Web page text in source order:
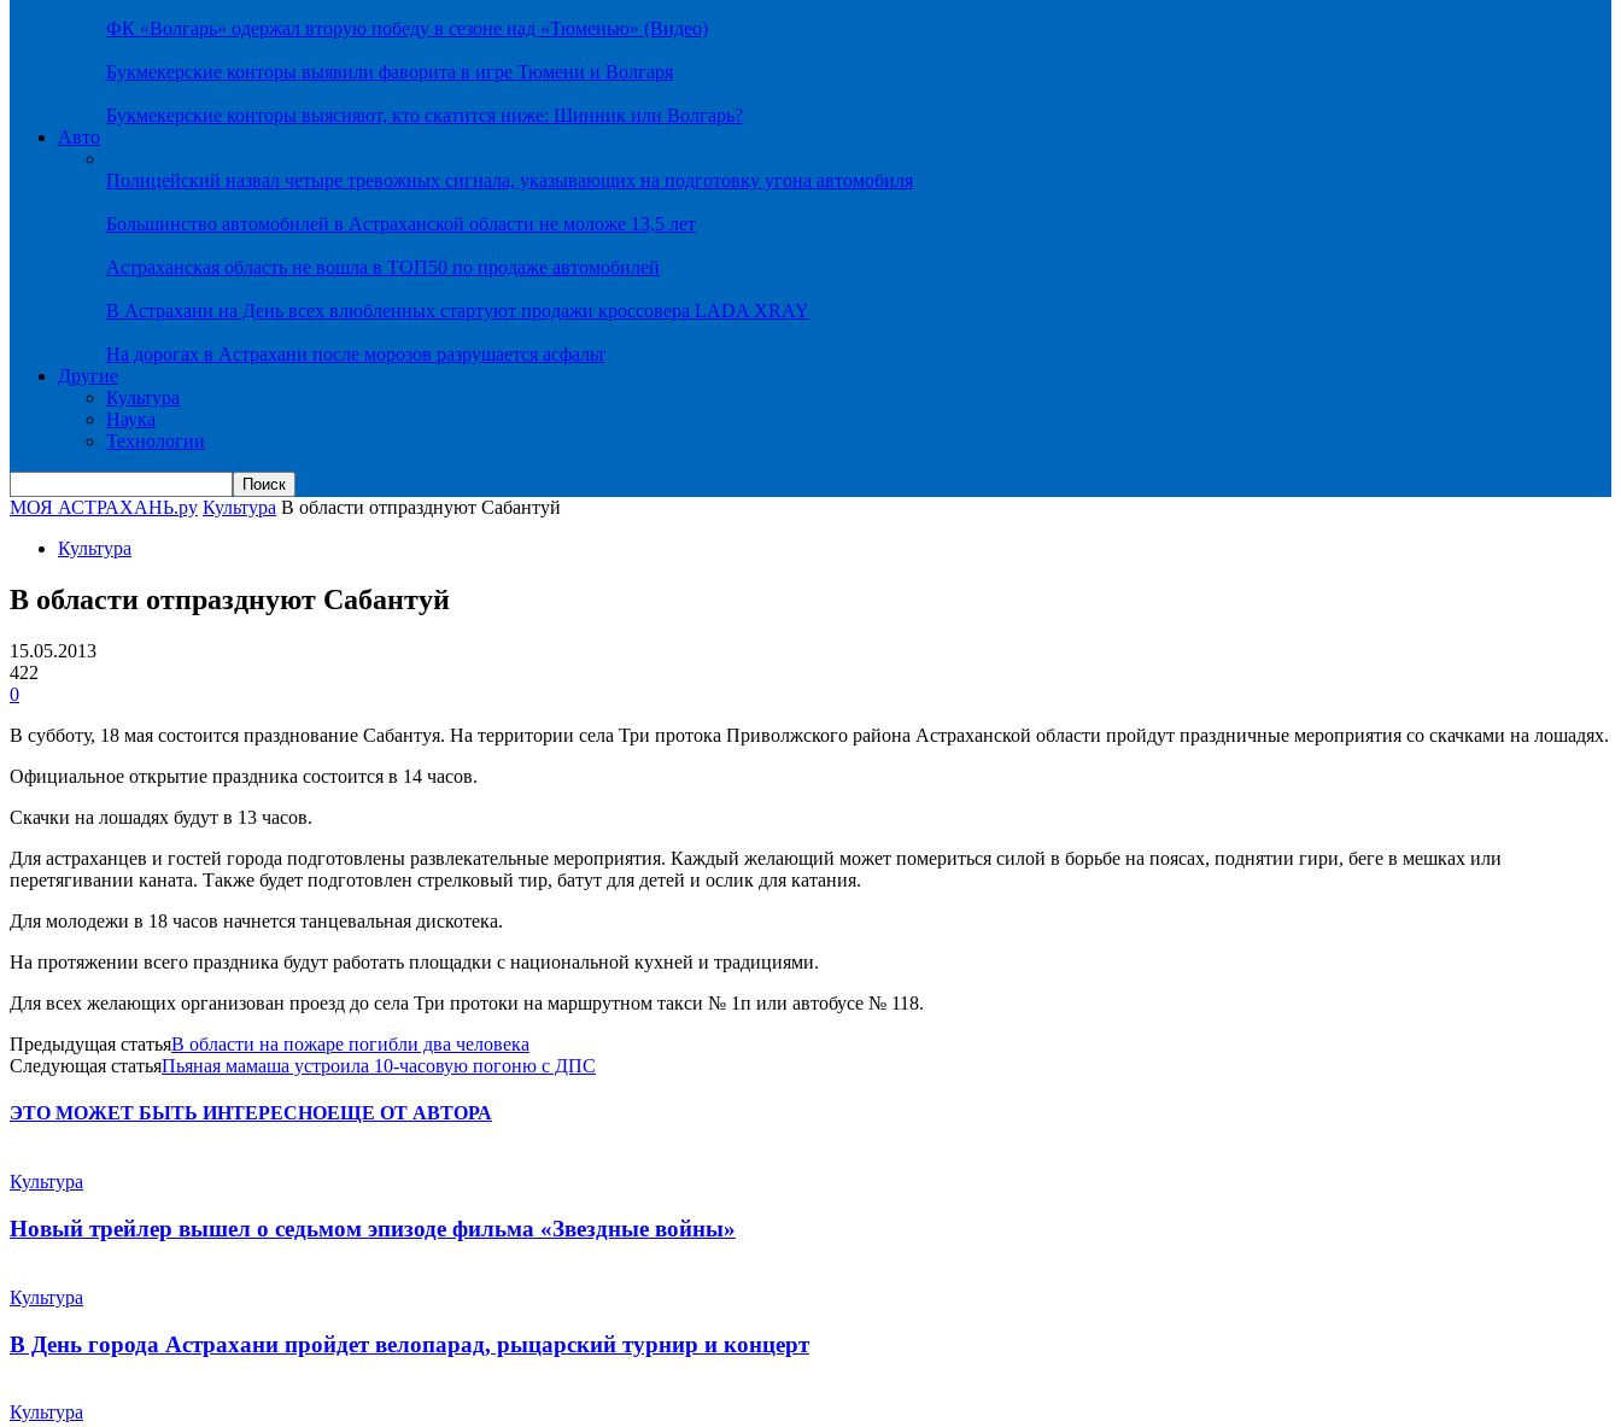
ФК «Волгарь» одержал вторую победу в сезоне над «Тюменью» (Видео)
Букмекерские конторы выявили фаворита в игре Тюмени и Волгаря
Букмекерские конторы выясняют, кто скатится ниже: Шинник или Волгарь?
Авто
Полицейский назвал четыре тревожных сигнала, указывающих на подготовку угона автомобиля
Большинство автомобилей в Астраханской области не моложе 13,5 лет
Астраханская область не вошла в ТОП50 по продаже автомобилей
В Астрахани на День всех влюбленных стартуют продажи кроссовера LADA XRAY
На дорогах в Астрахани после морозов разрушается асфальт
Другие
Культура
Наука
Технологии
МОЯ АСТРАХАНЬ.ру Культура В области отпразднуют Сабантуй
Культура
В области отпразднуют Сабантуй
15.05.2013
422
0
В субботу, 18 мая состоится празднование Сабантуя. На территории села Три протока Приволжского района Астраханской области пройдут праздничные мероприятия со скачками на лошадях.
Официальное открытие праздника состоится в 14 часов.
Скачки на лошадях будут в 13 часов.
Для астраханцев и гостей города подготовлены развлекательные мероприятия. Каждый желающий может помериться силой в борьбе на поясах, поднятии гири, беге в мешках или
перетягивании каната. Также будет подготовлен стрелковый тир, батут для детей и ослик для катания.
Для молодежи в 18 часов начнется танцевальная дискотека.
На протяжении всего праздника будут работать площадки с национальной кухней и традициями.
Для всех желающих организован проезд до села Три протоки на маршрутном такси № 1п или автобусе № 118.
Предыдущая статьяВ области на пожаре погибли два человека
Следующая статьяПьяная мамаша устроила 10-часовую погоню с ДПС
ЭТО МОЖЕТ БЫТЬ ИНТЕРЕСНОЕЩЕ ОТ АВТОРА
Культура
Новый трейлер вышел о седьмом эпизоде фильма «Звездные войны»
Культура
В День города Астрахани пройдет велопарад, рыцарский турнир и концерт
Культура